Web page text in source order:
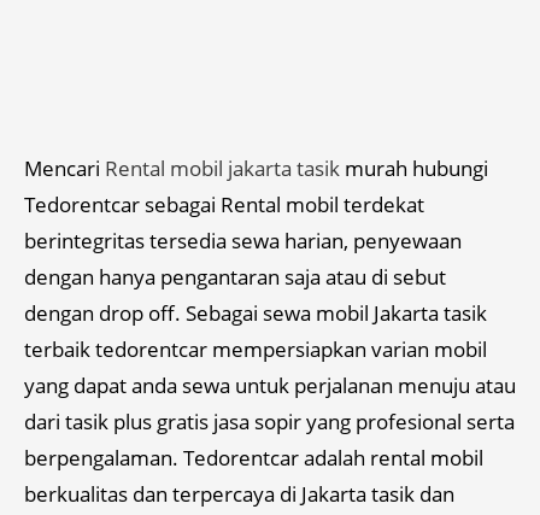
Mencari Rental mobil jakarta tasik murah hubungi
Tedorentcar sebagai Rental mobil terdekat
berintegritas tersedia sewa harian, penyewaan
dengan hanya pengantaran saja atau di sebut
dengan drop off. Sebagai sewa mobil Jakarta tasik
terbaik tedorentcar mempersiapkan varian mobil
yang dapat anda sewa untuk perjalanan menuju atau
dari tasik plus gratis jasa sopir yang profesional serta
berpengalaman. Tedorentcar adalah rental mobil
berkualitas dan terpercaya di Jakarta tasik dan